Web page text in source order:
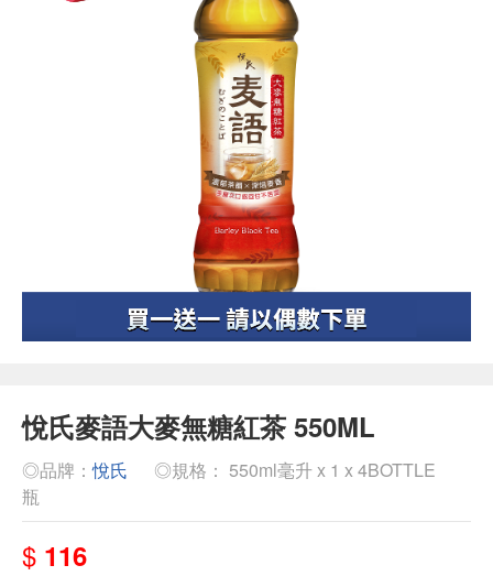
悅氏麥語大麥無糖紅茶 550ML
◎品牌：悅氏
◎規格： 550ml毫升 x 1 x 4BOTTLE
瓶
$ 116